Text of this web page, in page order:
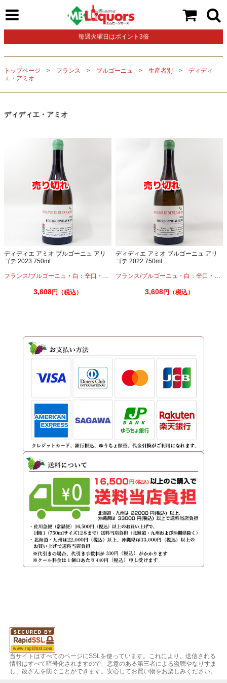
毎週火曜日はポイント3倍
トップページ フランス ブルゴーニュ 生産者別
ディディ
エ・アミオ
ディディエ・アミオ
ディディエ アミオ ブルゴーニュ アリ
ゴテ 2023 750ml
フランス/ブルゴーニュ ・ 白：辛口 ・ アリゴテ
3,608円（税込）
ディディエ アミオ ブルゴーニュ アリ
ゴテ 2022 750ml
フランス/ブルゴーニュ ・ 白：辛口 ・ ア
3,608円（税込）
当サイトはすべてのページにSSLを使っています。これにより、送信される
情報はすべて暗号化されますので、悪意のある第三者による盗聴やなりすま
し、改ざんを防ぐことができます。安心してお買い物をお楽しみください。